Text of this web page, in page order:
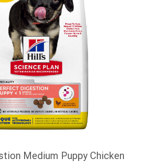
Medium Puppy Chicken